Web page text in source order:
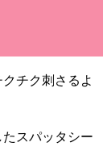
チク刺さるよ
スパッタシー